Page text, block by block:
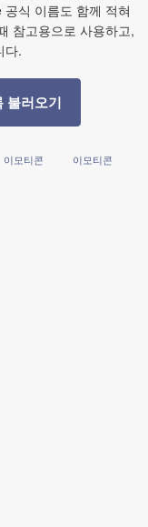
식 이름도 함께 적혀
참고용으로 사용하고,
다.
불러오기
이모티콘 이모티콘